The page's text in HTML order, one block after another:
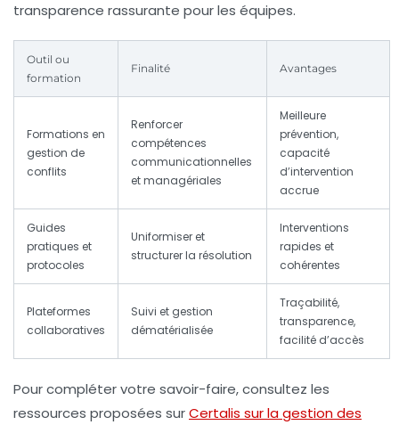
transparence rassurante pour les équipes.
Outil ou
formation
Finalité Avantages
Formations en
gestion de
conflits
Renforcer
compétences
communicationnelles
et managériales
Meilleure
prévention,
capacité
d’intervention
accrue
Guides
pratiques et
protocoles
Uniformiser et
structurer la résolution
Interventions
rapides et
cohérentes
Plateformes
collaboratives
Suivi et gestion
dématérialisée
Traçabilité,
transparence,
facilité d’accès
Pour compléter votre savoir-faire, consultez les
ressources proposées surCertalis sur la gestion des